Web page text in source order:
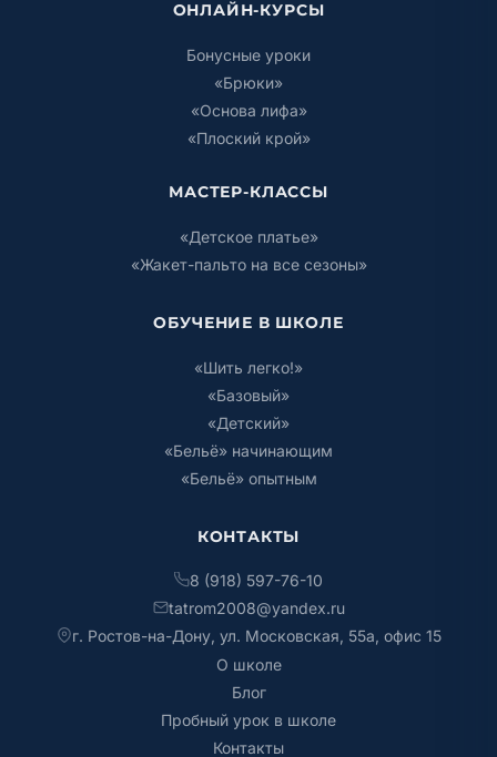
ОНЛАЙН-КУРСЫ
Бонусные уроки
«Брюки»
«Основа лифа»
«Плоский крой»
МАСТЕР-КЛАССЫ
«Детское платье»
«Жакет-пальто на все сезоны»
ОБУЧЕНИЕ В ШКОЛЕ
«Шить легко!»
«Базовый»
«Детский»
«Бельё» начинающим
«Бельё» опытным
КОНТАКТЫ
8 (918) 597-76-10
tatrom2008@yandex.ru
г. Ростов-на-Дону, ул. Московская, 55а, офис 15
О школе
Блог
Пробный урок в школе
Контакты